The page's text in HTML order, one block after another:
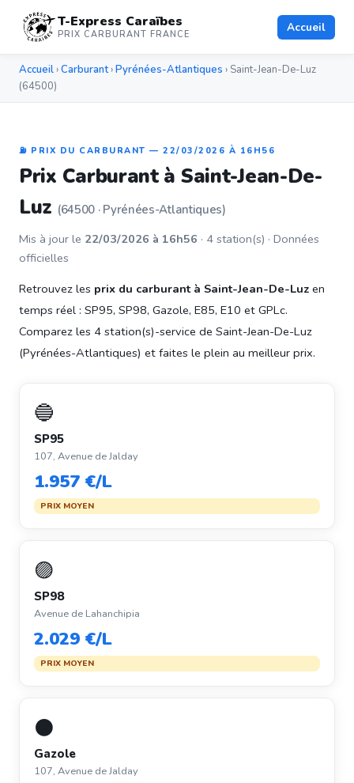
T-Express Caraïbes
PRIX CARBURANT FRANCE Accueil
Accueil ›Carburant›Pyrénées-Atlantiques › Saint-Jean-De-Luz
(64500)
⛽ PRIX DU CARBURANT — 22/03/2026 À 16H56
Prix Carburant à Saint-Jean-De-
Luz (64500 · Pyrénées-Atlantiques)
Mis à jour le 22/03/2026 à 16h56 · 4 station(s) · Données
officielles
Retrouvez les prix du carburant à Saint-Jean-De-Luz en
temps réel : SP95, SP98, Gazole, E85, E10 et GPLc.
Comparez les 4 station(s)-service de Saint-Jean-De-Luz
(Pyrénées-Atlantiques) et faites le plein au meilleur prix.
🔵
SP95
107, Avenue de Jalday
1.957 €/L
PRIX MOYEN
🟣
SP98
Avenue de Lahanchipia
2.029 €/L
PRIX MOYEN
⚫
Gazole
107, Avenue de Jalday